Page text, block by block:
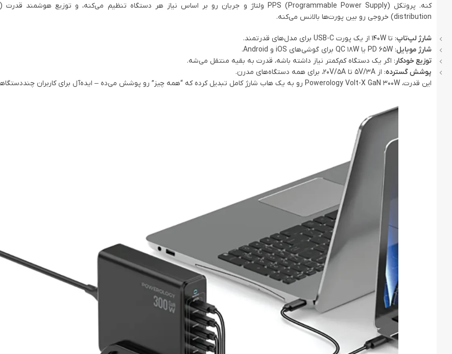
distribution) خروجی رو بین پورت‌ها بالانس می‌کنه.
شارژ لپ‌تاپ: تا 140W از یک پورت USB-C برای مدل‌های قدرتمند.
شارژ موبایل: PD 65W یا QC 18W برای گوشی‌های iOS و Android.
توزیع خودکار : اگر یک دستگاه کم‌کمتر نیاز داشته باشه، قدرت به بقیه منتقل می‌شه.
پوشش گسترده: از 5V/3A تا 20V/5A، برای همه دستگاه‌های مدرن.
این قدرت، Powerology Volt-X GaN 300W رو به یک هاب شارژ کامل تبدیل کرده که “همه چیز” رو پوشش می‌ده – ایده‌آل برای کاربران چنددستگاهی!